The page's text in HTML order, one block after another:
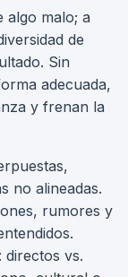
algo malo; a
de
Sin
adecuada,
y frenan la
no alineadas.
rumores y
directos vs.